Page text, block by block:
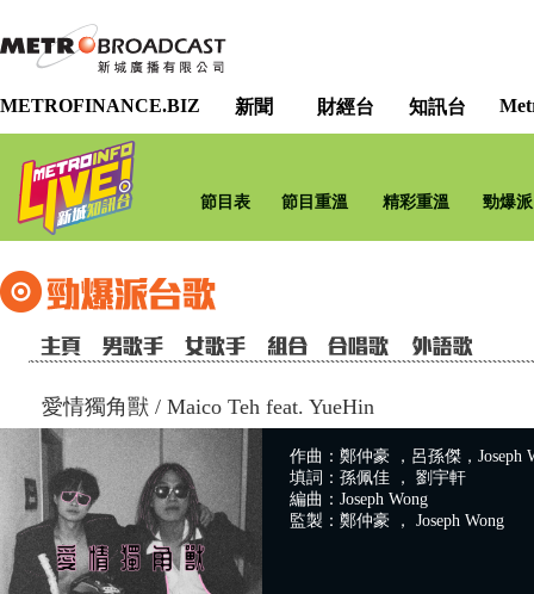
METROFINANCE.BIZ 新聞 財經台 知訊台
節目表 節目重溫 精彩重溫 勁爆
愛情獨角獸 / Maico Teh feat. YueHin
作曲：鄭仲豪 ，呂孫傑，Joseph
填詞：孫佩佳 ， 劉宇軒
編曲：Joseph Wong
監製：鄭仲豪 ， Joseph Wong